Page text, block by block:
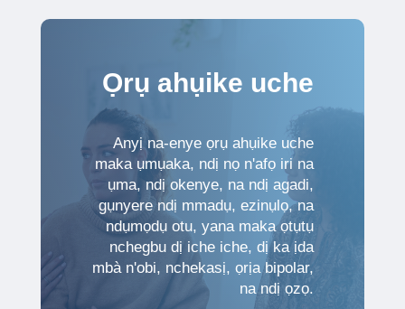
Ọrụ ahụike uche
Anyị na-enye ọrụ ahụike uche
maka ụmụaka, ndị nọ n'afọ iri na
ụma, ndị okenye, na ndị agadi,
gụnyere ndị mmadụ, ezinụlọ, na
ndụmọdụ otu, yana maka ọtụtụ
nchegbu dị iche iche, dị ka ịda
mbà n'obi, nchekasị, ọrịa bipolar,
na ndị ọzọ.